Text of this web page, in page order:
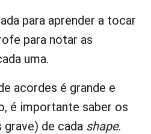
para aprender a tocar
para notar as
uma.
acordes é grande e
é importante saber os
de cada shape.